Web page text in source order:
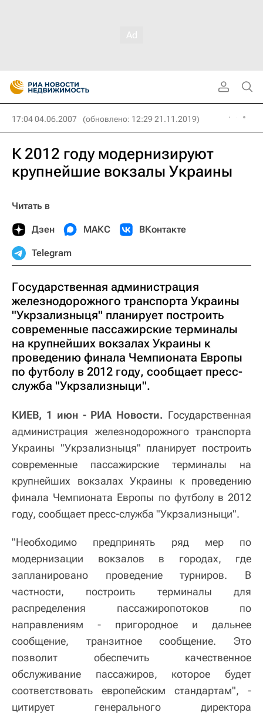
17:04 04.06.2007 (обновлено: 12:29 21.11.2019)
К 2012 году модернизируют
крупнейшие вокзалы Украины
Читать в
Дзен МАКС ВКонтакте
Telegram
Государственная администрация
железнодорожного транспорта Украины
"Укрзализныця" планирует построить
современные пассажирские терминалы
на крупнейших вокзалах Украины к
проведению финала Чемпионата Европы
по футболу в 2012 году, сообщает пресс-
служба "Укрзализныци".
КИЕВ, 1 июн - РИА Новости. Государственная
администрация железнодорожного транспорта
Украины "Укрзализныця" планирует построить
современные пассажирские терминалы на
крупнейших вокзалах Украины к проведению
финала Чемпионата Европы по футболу в 2012
году, сообщает пресс-служба "Укрзализныци".
"Необходимо предпринять ряд мер по
модернизации вокзалов в городах, где
запланировано проведение турниров. В
частности, построить терминалы для
распределения пассажиропотоков по
направлениям - пригородное и дальнее
сообщение, транзитное сообщение. Это
позволит обеспечить качественное
обслуживание пассажиров, которое будет
соответствовать европейским стандартам", -
цитирует генерального директора